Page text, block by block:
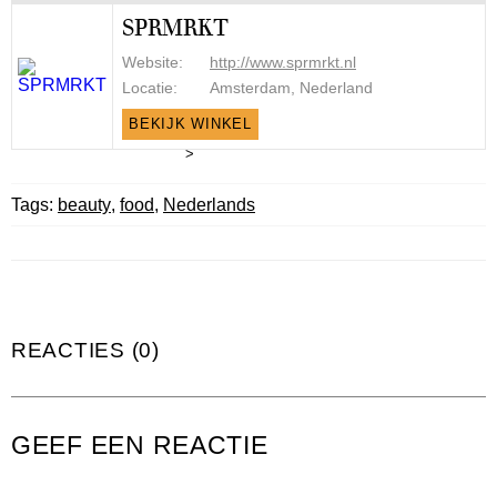
SPRMRKT
Website:
http://www.sprmrkt.nl
Locatie:
Amsterdam, Nederland
BEKIJK WINKEL
>
Tags: beauty, food, Nederlands
REACTIES (0)
GEEF EEN REACTIE